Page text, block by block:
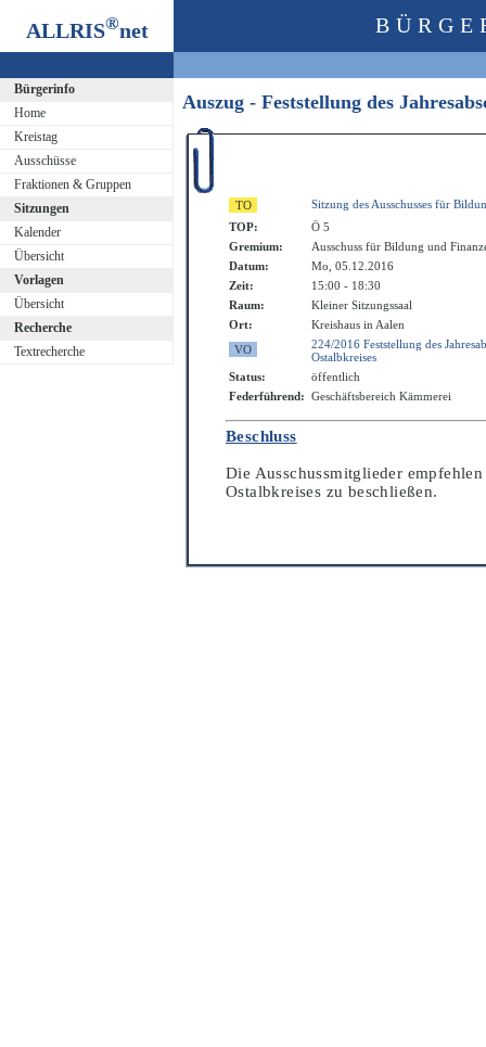
ALLRIS®net
Bürgerinfo
Home
Kreistag
Ausschüsse
Fraktionen & Gruppen
Sitzungen
Kalender
Übersicht
Vorlagen
Übersicht
Recherche
Textrecherche
Auszug - Feststellung des
Sitzung des Ausschusses für
TOP:
Ö 5
Gremium:
Ausschuss für Bildung und
Datum:
Mo, 05.12.2016
Zeit:
15:00 - 18:30
Raum:
Kleiner Sitzungssaal
Ort:
Kreishaus in Aalen
224/2016 Feststellung des
Ostalbkreises
Status:
öffentlich
Federführend: Geschäftsbereich Kämmerei
Beschluss
Die Ausschussmitglieder
Ostalbkreises zu beschließen.